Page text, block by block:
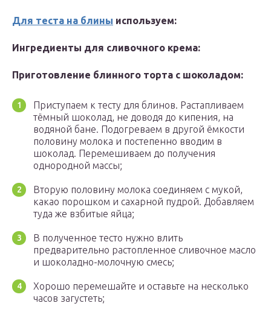
Для теста на блины используем:
Ингредиенты для сливочного крема:
Приготовление блинного торта с шоколадом:
Приступаем к тесту для блинов. Растапливаем
тёмный шоколад, не доводя до кипения, на
водяной бане. Подогреваем в другой ёмкости
половину молока и постепенно вводим в
шоколад. Перемешиваем до получения
однородной массы;
Вторую половину молока соединяем с мукой,
какао порошком и сахарной пудрой. Добавляем
туда же взбитые яйца;
В полученное тесто нужно влить
предварительно растопленное сливочное масло
и шоколадно-молочную смесь;
Хорошо перемешайте и оставьте на несколько
часов загустеть;